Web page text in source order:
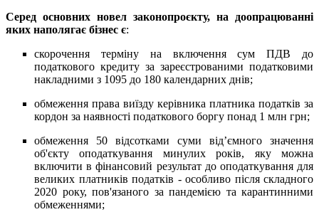
Серед основних новел законопроєкту, на доопрацюванні
яких наполягає бізнес є:
скорочення терміну на включення сум ПДВ до
податкового кредиту за зареєстрованими податковими
накладними з 1095 до 180 календарних днів;
обмеження права виїзду керівника платника податків за
кордон за наявності податкового боргу понад 1 млн грн;
обмеження 50 відсотками суми від’ємного значення
об'єкту оподаткування минулих років, яку можна
включити в фінансовий результат до оподаткування для
великих платників податків - особливо після складного
2020 року, пов'язаного за пандемією та карантинними
обмеженнями;